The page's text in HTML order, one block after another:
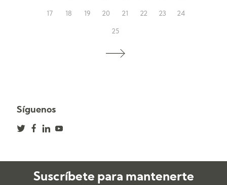
17 18 19 20 21 22 23 24
25
Síguenos
Suscríbete para mantenerte